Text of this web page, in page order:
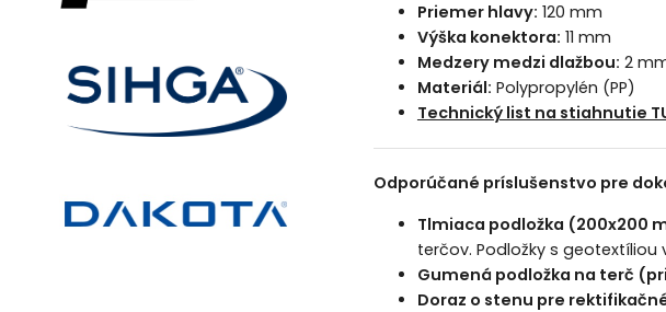
Priemer hlavy: 120 mm
Výška konektora: 11 mm
Medzery medzi dlažbou: 2
Materiál: Polypropylén (PP)
Technický list na stiahnutie
Odporúčané príslušenstvo pre
Tlmiaca podložka (200x200
terčov. Podložky s
Gumená podložka na terč
Doraz o stenu pre